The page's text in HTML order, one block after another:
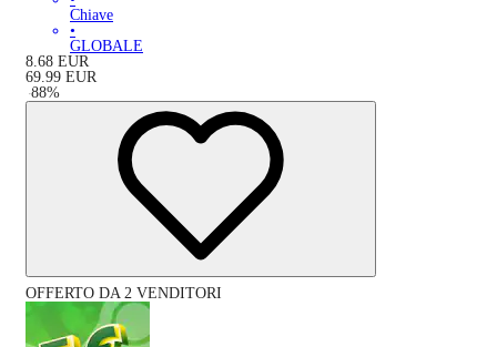
Chiave
•
GLOBALE
8.68 EUR
69.99 EUR
-88%
OFFERTO DA 2 VENDITORI